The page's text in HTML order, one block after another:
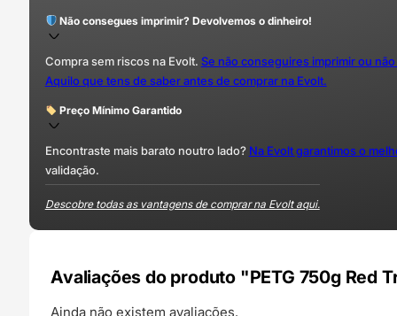
Não consegues imprimir? Devolvemos o dinheiro!
Compra sem riscos na Evolt. Se não conseguires imprimir ou
Aquilo que tens de saber antes de comprar na Evolt.
Preço Mínimo Garantido
Encontraste mais barato noutro lado? Na Evolt garantimos o
validação.
Descobre todas as vantagens de comprar na Evolt aqui.
Avaliações do produto "PETG 750g Red
Ainda não existem avaliações.